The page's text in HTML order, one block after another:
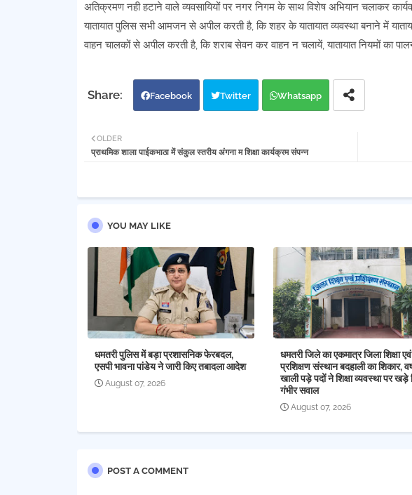
अतिक्रमण नही हटाने वाले व्यवसायियों पर नगर निगम के साथ विशेष अभियान चलाकर
यातायात पुलिस सभी आमजन से अपील करती है, कि शहर के यातायात व्यवस्था बनाने में
वाहन चालकों से अपील करती है, कि शराब सेवन कर वाहन न चलायें, यातायात नियमों का
Facebook Twitter Whatsapp
OLDER
प्राथमिक शाला पाईकभाठा में संकुल स्तरीय अंगना म शिक्षा कार्यक्रम संपन्न
YOU MAY LIKE
धमतरी पुलिस में बड़ा प्रशासनिक फेरबदल,
एसपी भावना पांडेय ने जारी किए तबादला आदेश
August 07, 2026
धमतरी जिले का एकमात्र जिला शिक्षा एवं
प्रशिक्षण संस्थान बदहाली का शिकार,
खाली पड़े पदों ने शिक्षा व्यवस्था पर खड़े
गंभीर सवाल
August 07, 2026
POST A COMMENT